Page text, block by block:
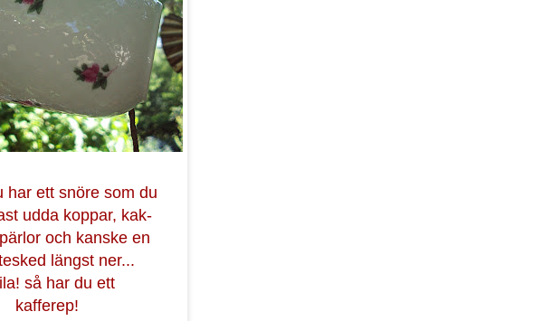
har ett snöre som du
udda koppar, kak-
och kanske en
längst ner...
så har du ett
kafferep!